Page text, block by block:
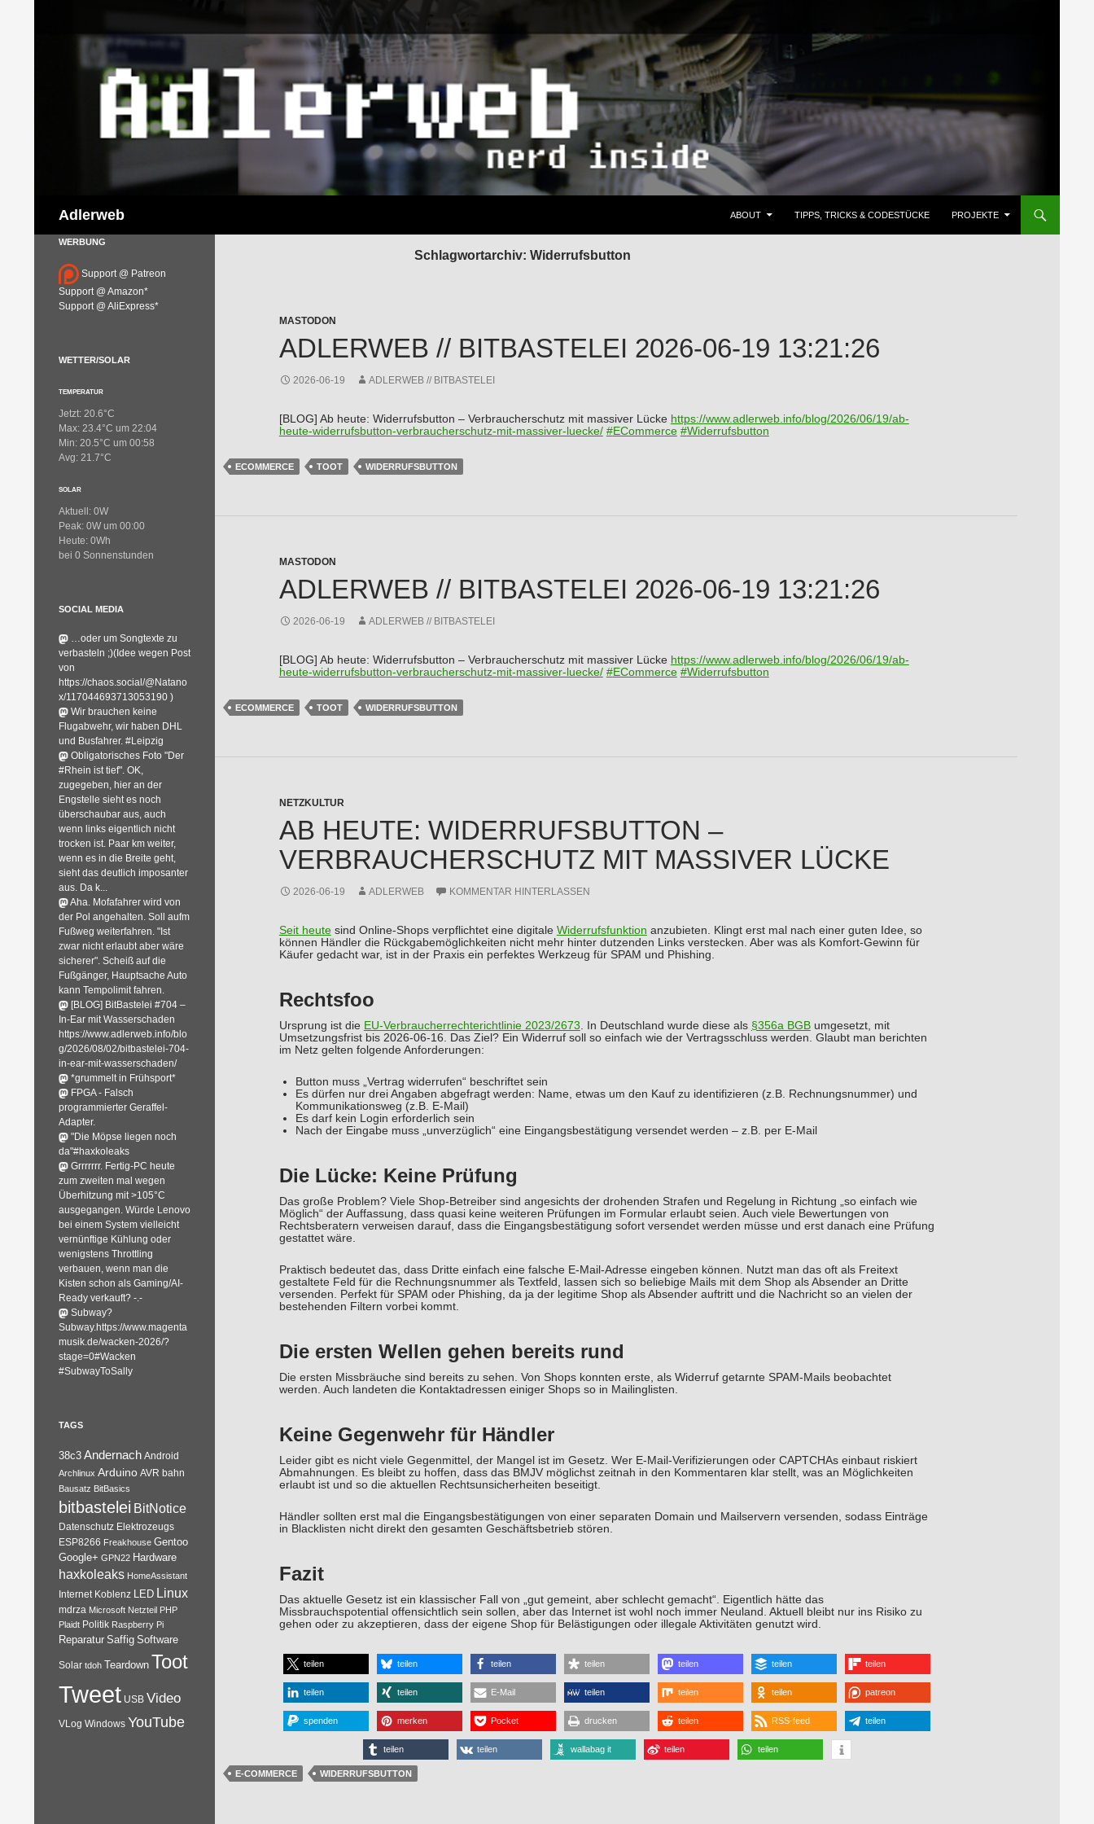
Adlerweb
ABOUT
TIPPS, TRICKS & CODESTÜCKE PROJEKTE
Schlagwortarchiv: Widerrufsbutton
MASTODON
ADLERWEB // BITBASTELEI 2026-06-19 13:21:26
2026-06-19 ADLERWEB // BITBASTELEI
[BLOG] Ab heute: Widerrufsbutton – Verbraucherschutz mit massiver Lücke https://www. adlerweb.info/blog/2026/06/19/ab-
heute-widerrufsbutton-verbraucherschutz-mit-massiver-luecke/ #ECommerce #Widerrufsbutton
ECOMMERCE TOOT WIDERRUFSBUTTON
MASTODON
ADLERWEB // BITBASTELEI 2026-06-19 13:21:26
2026-06-19 ADLERWEB // BITBASTELEI
[BLOG] Ab heute: Widerrufsbutton – Verbraucherschutz mit massiver Lücke https://www. adlerweb.info/blog/2026/06/19/ab-
heute-widerrufsbutton-verbraucherschutz-mit-massiver-luecke/ #ECommerce #Widerrufsbutton
ECOMMERCE TOOT WIDERRUFSBUTTON
NETZKULTUR
AB HEUTE: WIDERRUFSBUTTON –
VERBRAUCHERSCHUTZ MIT MASSIVER LÜCKE
2026-06-19 ADLERWEB KOMMENTAR HINTERLASSEN
Seit heutesind Online-Shops verpflichtet eine digitale Widerrufsfunktion anzubieten. Klingt erst mal nach einer guten Idee, so
können Händler die Rückgabemöglichkeiten nicht mehr hinter dutzenden Links verstecken. Aber was als Komfort-Gewinn für
Käufer gedacht war, ist in der Praxis ein perfektes Werkzeug für SPAM und Phishing.
Rechtsfoo
Ursprung ist die EU-Verbraucherrechterichtlinie 2023/2673 . In Deutschland wurde diese als §356a BGBumgesetzt, mit
Umsetzungsfrist bis 2026-06-16. Das Ziel? Ein Widerruf soll so einfach wie der Vertragsschluss werden. Glaubt man berichten
im Netz gelten folgende Anforderungen:
Button muss „Vertrag widerrufen“ beschriftet sein
Es dürfen nur drei Angaben abgefragt werden: Name, etwas um den Kauf zu identifizieren (z.B. Rechnungsnummer) und
Kommunikationsweg (z.B. E-Mail)
Es darf kein Login erforderlich sein
Nach der Eingabe muss „unverzüglich“ eine Eingangsbestätigung versendet werden – z.B. per E-Mail
Die Lücke: Keine Prüfung
Das große Problem? Viele Shop-Betreiber sind angesichts der drohenden Strafen und Regelung in Richtung „so einfach wie
Möglich“ der Auffassung, dass quasi keine weiteren Prüfungen im Formular erlaubt seien. Auch viele Bewertungen von
Rechtsberatern verweisen darauf, dass die Eingangsbestätigung sofort versendet werden müsse und erst danach eine Prüfung
gestattet wäre.
Praktisch bedeutet das, dass Dritte einfach eine falsche E-Mail-Adresse eingeben können. Nutzt man das oft als Freitext
gestaltete Feld für die Rechnungsnummer als Textfeld, lassen sich so beliebige Mails mit dem Shop als Absender an Dritte
versenden. Perfekt für SPAM oder Phishing, da ja der legitime Shop als Absender auftritt und die Nachricht so an vielen der
bestehenden Filtern vorbei kommt.
Die ersten Wellen gehen bereits rund
Die ersten Missbräuche sind bereits zu sehen. Von Shops konnten erste, als Widerruf getarnte SPAM-Mails beobachtet
werden. Auch landeten die Kontaktadressen einiger Shops so in Mailinglisten.
Keine Gegenwehr für Händler
Leider gibt es nicht viele Gegenmittel, der Mangel ist im Gesetz. Wer E-Mail-Verifizierungen oder CAPTCHAs einbaut riskiert
Abmahnungen. Es bleibt zu hoffen, dass das BMJV möglichst zeitnah in den Kommentaren klar stellt, was an Möglichkeiten
erlaubt ist und so die aktuellen Rechtsunsicherheiten beseitigt.
Händler sollten erst mal die Eingangsbestätigungen von einer separaten Domain und Mailservern versenden, sodass Einträge
in Blacklisten nicht direkt den gesamten Geschäftsbetrieb stören.
Fazit
Das aktuelle Gesetz ist ein klassischer Fall von „gut gemeint, aber schlecht gemacht“. Eigentlich hätte das
Missbrauchspotential offensichtlich sein sollen, aber das Internet ist wohl noch immer Neuland. Aktuell bleibt nur ins Risiko zu
gehen oder zu akzeptieren, dass der eigene Shop für Belästigungen oder illegale Aktivitäten genutzt wird.
teilen teilen teilen teilen teilen teilen teilen
teilen teilen E-Mail teilen teilen teilen patreon
spenden merken Pocket drucken teilen RSS-feed teilen
teilen teilen wallabag it teilen teilen
E-COMMERCE WIDERRUFSBUTTON
WERBUNG
Support @ Patreon
Support @ Amazon*
Support @ AliExpress*
WETTER/SOLAR
TEMPERATUR
Jetzt: 20.6°C
Max: 23.4°C um 22:04
Min: 20.5°C um 00:58
Avg: 21.7°C
SOLAR
Aktuell: 0W
Peak: 0W um 00:00
Heute: 0Wh
bei 0 Sonnenstunden
SOCIAL MEDIA
…oder um Songtexte zu
verbasteln ;)(Idee wegen Post
von
https://chaos.social/@Natano
x/117044693713053190 )
Wir brauchen keine
Flugabwehr, wir haben DHL
und Busfahrer. #Leipzig
Obligatorisches Foto "Der
#Rhein ist tief". OK,
zugegeben, hier an der
Engstelle sieht es noch
überschaubar aus, auch
wenn links eigentlich nicht
trocken ist. Paar km weiter,
wenn es in die Breite geht,
sieht das deutlich imposanter
aus. Da k...
Aha. Mofafahrer wird von
der Pol angehalten. Soll aufm
Fußweg weiterfahren. "Ist
zwar nicht erlaubt aber wäre
sicherer". Scheiß auf die
Fußgänger, Hauptsache Auto
kann Tempolimit fahren.
[BLOG] BitBastelei #704 –
In-Ear mit Wasserschaden
https://www.adlerweb.info/blo
g/2026/08/02/bitbastelei-704-
in-ear-mit-wasserschaden/
*grummelt in Frühsport*
FPGA - Falsch
programmierter Geraffel-
Adapter.
"Die Möpse liegen noch
da"#haxkoleaks
Grrrrrrr. Fertig-PC heute
zum zweiten mal wegen
Überhitzung mit >105°C
ausgegangen. Würde Lenovo
bei einem System vielleicht
vernünftige Kühlung oder
wenigstens Throttling
verbauen, wenn man die
Kisten schon als Gaming/AI-
Ready verkauft? -.-
Subway?
Subway.https://www.magenta
musik.de/wacken-2026/?
stage=0#Wacken
#SubwayToSally
TAGS
38c3 Andernach Android
Archlinux Arduino AVR bahn
Bausatz BitBasics
bitbastelei BitNotice
Datenschutz Elektrozeugs
ESP8266 Freakhouse Gentoo
Google+ GPN22 Hardware
haxkoleaks HomeAssistant
Internet Koblenz LED Linux
mdrza Microsoft Netzteil PHP
Plaidt Politik Raspberry Pi
Reparatur Saffig Software
Solar tdoh Teardown Toot
Tweet USB Video
VLog Windows YouTube